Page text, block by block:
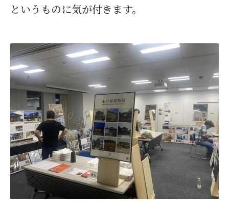
というものに気が付きます。